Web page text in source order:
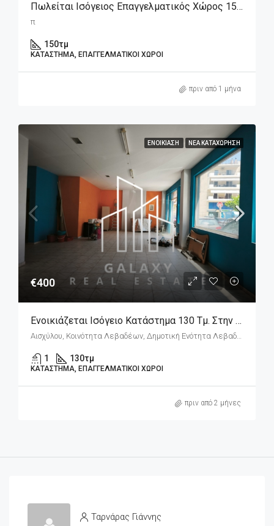
Πωλείται Ισόγειος Επαγγελματικός Χώρος 150 Τμ. Στην Λιβαδειά Βοιωτίας.
π
150τμ
ΚΑΤΆΣΤΗΜΑ, ΕΠΑΓΓΕΛΜΑΤΙΚΟΊ ΧΏΡΟΙ
πριν από 1 μήνα
ΕΝΟΙΚΊΑΣΗ ΝΈΑ ΚΑΤΑΧΏΡΗΣΗ
€400
Ενοικιάζεται Ισόγειο Κατάστημα 130 Τμ. Στην Λιβαδειά Βοιωτίας.
Αισχύλου, Κοινότητα Λεβαδέων, Δημοτική Ενότητα Λεβαδέων, Δήμος Λεβαδέων, Περιφερειακή Ενότητα Βοιωτίας, Περιφέρεια Στερεάς Ελλάδας, Αποκεντρωμένη Διοίκηση Θεσσαλίας - Στερεάς Ελλάδος, 321 00, Ελλάδα
1 130τμ
ΚΑΤΆΣΤΗΜΑ, ΕΠΑΓΓΕΛΜΑΤΙΚΟΊ ΧΏΡΟΙ
πριν από 2 μήνες
Ταρνάρας Γιάννης